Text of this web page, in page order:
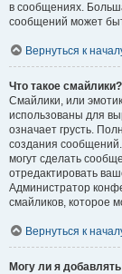
в сообщениях.
сообщений может
Вернуться к
Что такое смайлики?
Смайлики, или
использованы для
означает грусть.
создания сообщений.
могут сделать
отредактировать
Администратор
смайликов, которое
Вернуться к
Могу ли я